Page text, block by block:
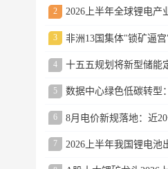
2
3
4
5
6 8月电价新规落地：近
7
商务合